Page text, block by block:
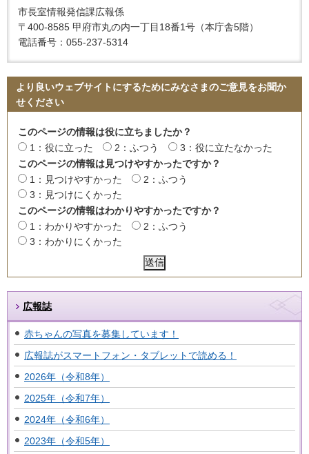
市長室情報発信課広報係
〒400-8585 甲府市丸の内一丁目18番1号（本庁舎5階）
電話番号：055-237-5314
より良いウェブサイトにするためにみなさまのご意見をお聞か
せください
このページの情報は役に立ちましたか？
1：役に立った
2：ふつう
3：役に立たなかった
このページの情報は見つけやすかったですか？
1：見つけやすかった
2：ふつう
3：見つけにくかった
このページの情報はわかりやすかったですか？
1：わかりやすかった
2：ふつう
3：わかりにくかった
広報誌
赤ちゃんの写真を募集しています！
広報誌がスマートフォン・タブレットで読める！
2026年（令和8年）
2025年（令和7年）
2024年（令和6年）
2023年（令和5年）